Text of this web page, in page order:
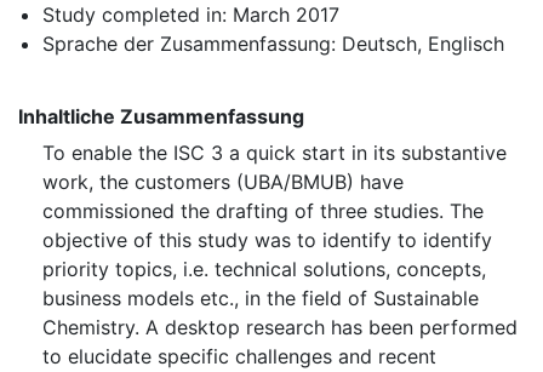
Study completed in: March 2017
Sprache der Zusammenfassung: Deutsch, Englisch
Inhaltliche Zusammenfassung
To enable the ISC 3 a quick start in its substantive
work, the customers (UBA/BMUB) have
commissioned the drafting of three studies. The
objective of this study was to identify to identify
priority topics, i.e. technical solutions, concepts,
business models etc., in the field of Sustainable
Chemistry. A desktop research has been performed
to elucidate specific challenges and recent